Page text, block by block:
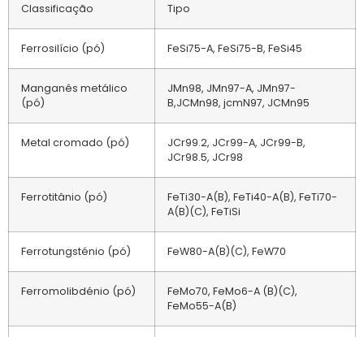
Classificação Tipo
Ferrosilício (pó) FeSi75-A, FeSi75-B, FeSi45
Manganês metálico
(pó)
JMn98, JMn97-A, JMn97-
B,JCMn98, jcmN97, JCMn95
Metal cromado (pó)
JCr99.2, JCr99-A, JCr99-B,
JCr98.5, JCr98
Ferrotitânio (pó)
FeTi30-A(B), FeTi40-A(B), FeTi70-
A(B)(C), FeTiSi
Ferrotungsténio (pó) FeW80-A(B)(C), FeW70
Ferromolibdénio (pó)
FeMo70, FeMo6-A (B)(C),
FeMo55-A(B)